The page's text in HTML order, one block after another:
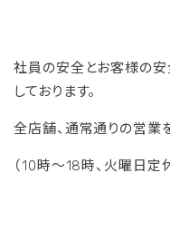
社員の安全とお客様の
しております。
全店舗、通常通りの営業
（10時～18時、火曜日定